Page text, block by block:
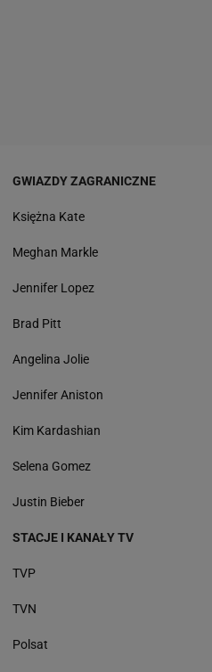
GWIAZDY ZAGRANICZNE
Księżna Kate
Meghan Markle
Jennifer Lopez
Brad Pitt
Angelina Jolie
Jennifer Aniston
Kim Kardashian
Selena Gomez
Justin Bieber
STACJE I KANAŁY TV
TVP
TVN
Polsat